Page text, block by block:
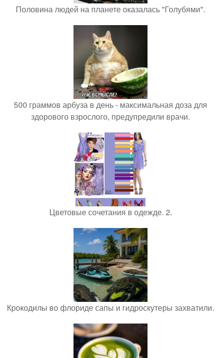
Половина людей на планете оказалась "Голубями".
500 граммов арбуза в день - максимальная доза для
здорового взрослого, предупредили врачи.
Цветовые сочетания в одежде. 2.
Крокодилы во флориде сапы и гидроскутеры захватили.